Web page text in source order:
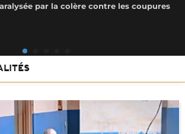
par la colère contre les coupures